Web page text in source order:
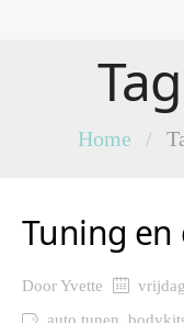
Home /
Tuning
DoorYvette